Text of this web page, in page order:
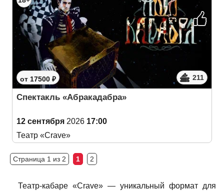
от 17500 ₽ 211
Спектакль «Абракадабра»
12 сентября 2026 17:00
Театр «Crave»
Страница 1 из 2 1 2
Театр-кабаре «Crave» — уникальный формат для